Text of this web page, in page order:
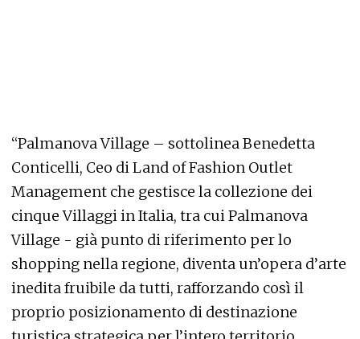
“Palmanova Village – sottolinea Benedetta
Conticelli, Ceo di Land of Fashion Outlet
Management che gestisce la collezione dei
cinque Villaggi in Italia, tra cui Palmanova
Village - già punto di riferimento per lo
shopping nella regione, diventa un’opera d’arte
inedita fruibile da tutti, rafforzando così il
proprio posizionamento di destinazione